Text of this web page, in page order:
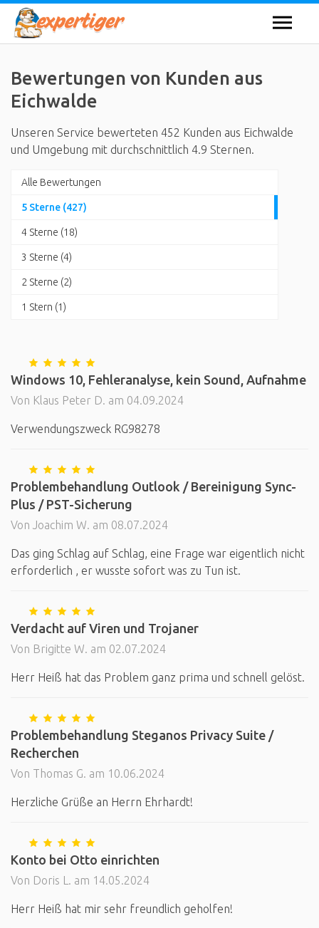
Bewertungen von Kunden aus
Eichwalde
Unseren Service bewerteten 452 Kunden aus Eichwalde
und Umgebung mit durchschnittlich 4.9 Sternen.
Alle Bewertungen
5 Sterne (427)
4 Sterne (18)
3 Sterne (4)
2 Sterne (2)
1 Stern (1)
Windows 10, Fehleranalyse, kein Sound, Aufnahme
Von Klaus Peter D. am 04.09.2024
Verwendungszweck RG98278
Problembehandlung Outlook / Bereinigung Sync-
Plus / PST-Sicherung
Von Joachim W. am 08.07.2024
Das ging Schlag auf Schlag, eine Frage war eigentlich nicht
erforderlich , er wusste sofort was zu Tun ist.
Verdacht auf Viren und Trojaner
Von Brigitte W. am 02.07.2024
Herr Heiß hat das Problem ganz prima und schnell gelöst.
Problembehandlung Steganos Privacy Suite /
Recherchen
Von Thomas G. am 10.06.2024
Herzliche Grüße an Herrn Ehrhardt!
Konto bei Otto einrichten
Von Doris L. am 14.05.2024
Herr Heiß hat mir sehr freundlich geholfen!